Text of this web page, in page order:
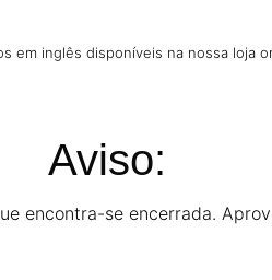
em inglês disponíveis na nossa loja
Aviso:
encontra-se encerrada.